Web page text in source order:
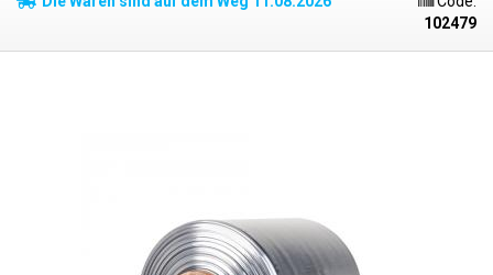
daher auch für die Verpackung von formintensiven Produkten. Zum
erforderlich - idealerweise in einer so genannten Heißluft-
toxischen Substanzen, die beim Verschweißen freigesetzt werden, für
den direkten Kontakt mit Lebensmitteln nicht sehr geeignet.
102479